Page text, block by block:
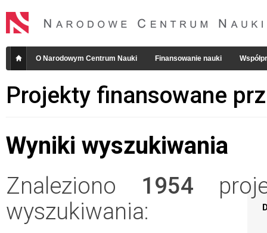
O Narodowym Centrum Nauki Finansowanie nauki
Projekty finansowane
Wyniki wyszukiwania
Znaleziono 1954
wyszukiwania: